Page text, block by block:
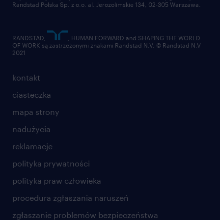
kontakt
ciasteczka
mapa strony
nadużycia
reklamacje
polityka prywatności
polityka praw człowieka
procedura zgłaszania naruszeń
zgłaszanie problemów bezpieczeństwa
Randstad Polska Sp. z o.o. al. Jerozolimskie 134, 02-305 Warszawa.
RANDSTAD,
, HUMAN FORWARD and SHAPING THE WORLD
OF WORK są zastrzeżonymi znakami Randstad N.V. © Randstad N.V
2021